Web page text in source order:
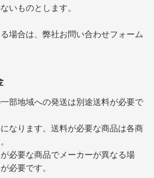
いものとします。
場合は、弊社お問い合わせフォーム
部地域への発送は別途送料が必要で
なります。送料が必要な商品は各商
必要な商品でメーカーが異なる場
必要です。